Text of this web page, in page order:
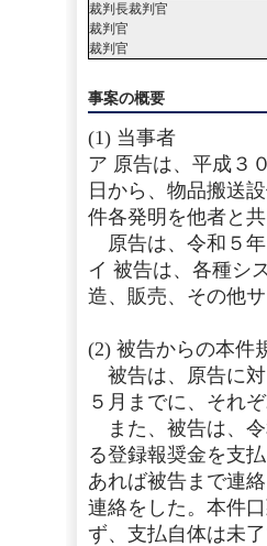
裁判長裁判官
裁判官
裁判官
事案の概要
(1) 当事者
ア 原告は、平成３
日から、物品搬送
件各発明を他者と
原告は、令和５
イ 被告は、各種シ
造、販売、その他
(2) 被告からの本件
被告は、原告に対
５月までに、それ
また、被告は、令
る登録報奨金を支
あれば被告まで連
連絡をした。本件
ず、支払自体は未了